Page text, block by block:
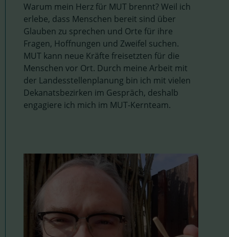
Warum mein Herz für MUT brennt? Weil ich
erlebe, dass Menschen bereit sind über
Glauben zu sprechen und Orte für ihre
Fragen, Hoffnungen und Zweifel suchen.
MUT kann neue Kräfte freisetzten für die
Menschen vor Ort. Durch meine Arbeit mit
der Landesstellenplanung bin ich mit vielen
Dekanatsbezirken im Gespräch, deshalb
engagiere ich mich im MUT-Kernteam.